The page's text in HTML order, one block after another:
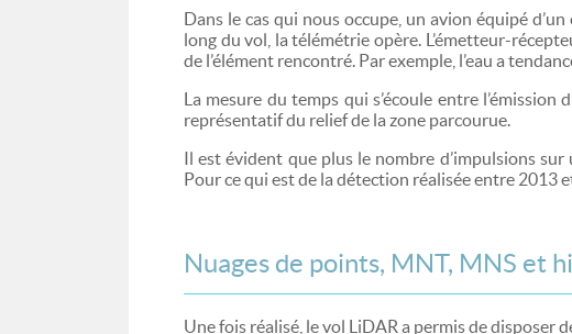
Dans le cas qui nous occupe, un avion équipé
long du vol, la télémétrie opère. L’émetteur-
de l’élément rencontré. Par exemple, l’eau a
La mesure du temps qui s’écoule entre
représentatif du relief de la zone parcourue.
Il est évident que plus le nombre d’impulsions
Pour ce qui est de la détection réalisée entre 2013
Nuages de points, MNT, MNS et
Une fois réalisé, le vol LiDAR a permis de disposer